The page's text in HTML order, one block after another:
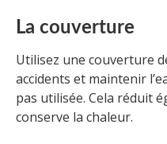
La couverture
Utilisez une couverture
accidents et maintenir
pas utilisée. Cela réduit
conserve la chaleur.